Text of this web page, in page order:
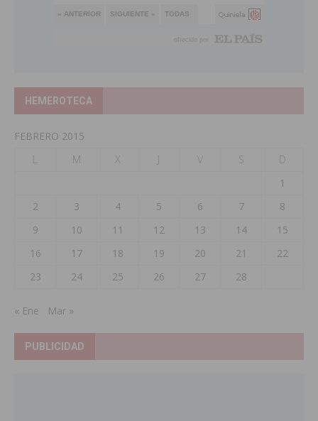
HEMEROTECA
FEBRERO 2015
L
M X J V S
D
1
2
3 4 5 6 7
8
9
10 11 12 13 14
15
16
17 18 19 20 21
22
23
24 25 26 27 28
« Ene Mar »
PUBLICIDAD